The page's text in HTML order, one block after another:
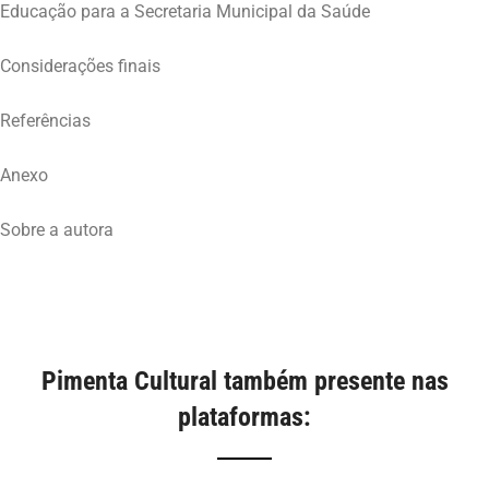
Educação para a Secretaria Municipal da Saúde
Considerações finais
Referências
Anexo
Sobre a autora
Pimenta Cultural também presente nas
plataformas: